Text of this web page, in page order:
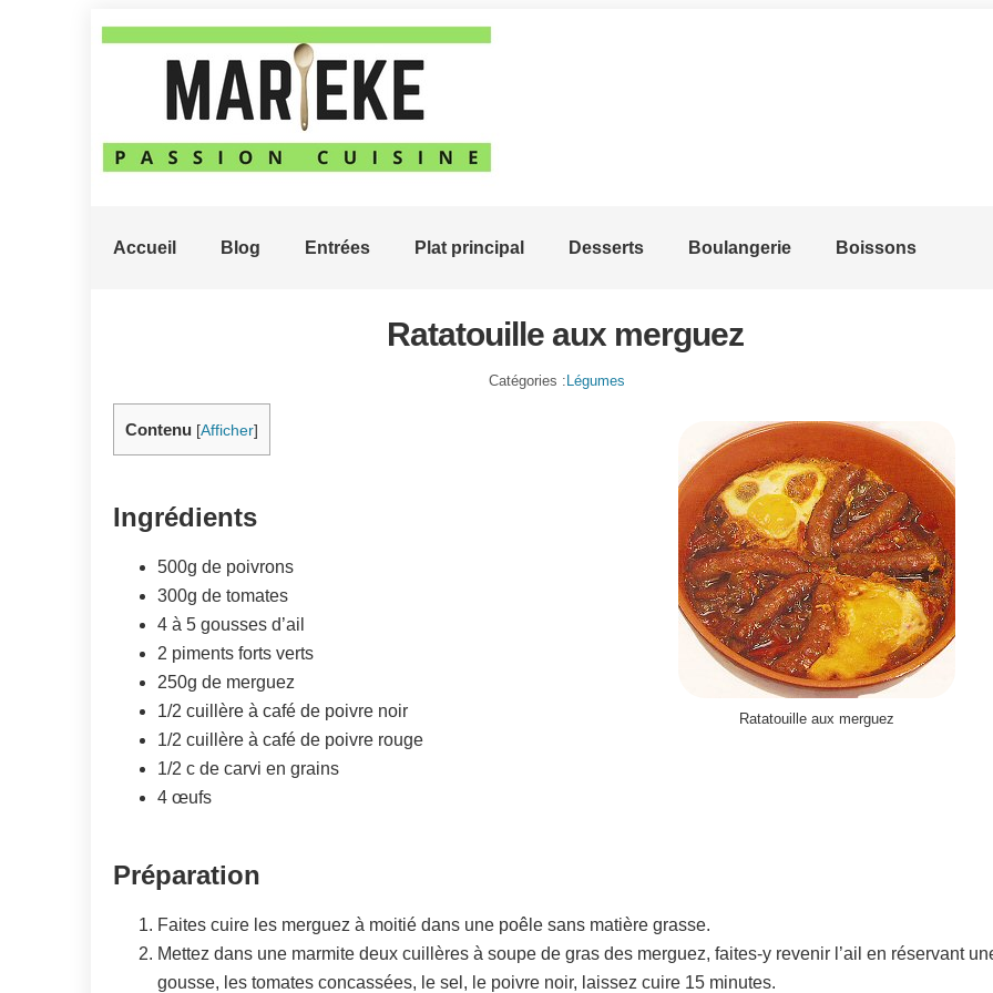
Accueil Blog Entrées Plat principal Desserts Boulangerie Boissons
Ratatouille aux merguez
Catégories : Légumes
Ratatouille aux merguez
Contenu [Afficher]
Ingrédients
500g de poivrons
300g de tomates
4 à 5 gousses d’ail
2 piments forts verts
250g de merguez
1/2 cuillère à café de poivre noir
1/2 cuillère à café de poivre rouge
1/2 c de carvi en grains
4 œufs
Préparation
Faites cuire les merguez à moitié dans une poêle sans matière grasse.
Mettez dans une marmite deux cuillères à soupe de gras des merguez, faites-y revenir l’ail en réservant
gousse, les tomates concassées, le sel, le poivre noir, laissez cuire 15 minutes.